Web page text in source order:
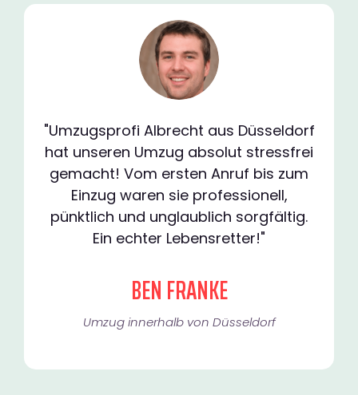
"Umzugsprofi Albrecht aus Düsseldorf
hat unseren Umzug absolut stressfrei
gemacht! Vom ersten Anruf bis zum
Einzug waren sie professionell,
pünktlich und unglaublich sorgfältig.
Ein echter Lebensretter!"
BEN FRANKE
Umzug innerhalb von Düsseldorf​